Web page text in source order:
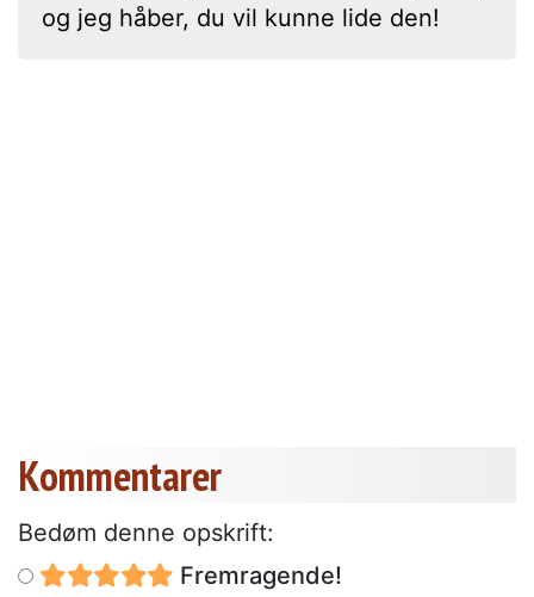
og jeg håber, du vil kunne lide den!
Kommentarer
Bedøm denne opskrift:
Fremragende!